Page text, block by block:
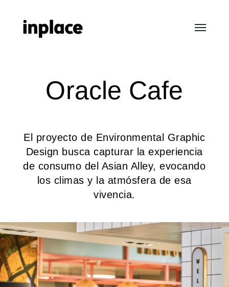
Alternar
Oracle Cafe
El proyecto de Environmental Graphic
Design busca capturar la experiencia
de consumo del Asian Alley, evocando
los climas y la atmósfera de esa
vivencia.